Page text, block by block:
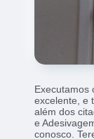
Executamos
excelente, e
além dos
e
conosco.